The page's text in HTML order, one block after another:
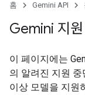
홈 Gemini API
Gemini 지
이 페이지에는
의 알려진 지원
이상 모델을 지원